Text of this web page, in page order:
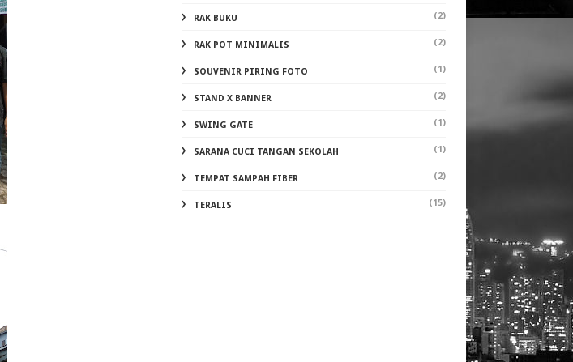
RAK BUKU (2)
RAK POT MINIMALIS (2)
SOUVENIR PIRING FOTO (1)
STAND X BANNER (2)
SWING GATE (1)
SARANA CUCI TANGAN SEKOLAH (1)
TEMPAT SAMPAH FIBER (2)
TERALIS (15)